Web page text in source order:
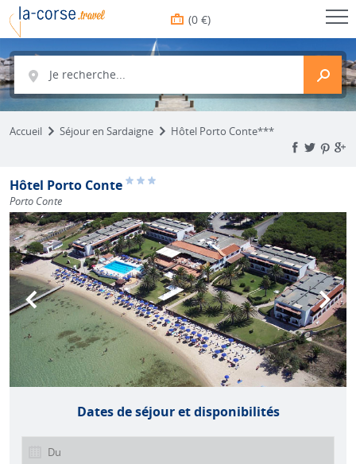
(0 €)
Je recherche...
Accueil Séjour en Sardaigne Hôtel Porto Conte***
Hôtel Porto Conte
Porto Conte
Dates de séjour et disponibilités